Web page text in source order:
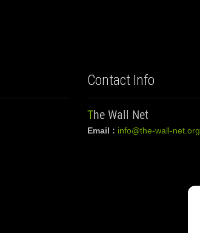
Contact Info
The Wall Net
Email : info@the-wall-net.org